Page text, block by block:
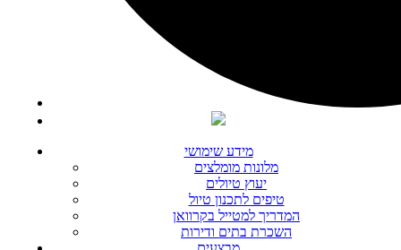
מידע שימושי
מלונות מומלצים
יעוץ טיולים
טיפים לתכנון טיול
המדריך למטייל בקרוואן
השכרת בתים ודירות